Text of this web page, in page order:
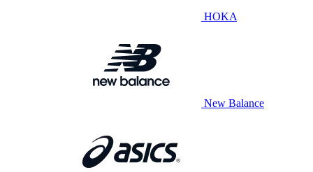
HOKA
New Balance